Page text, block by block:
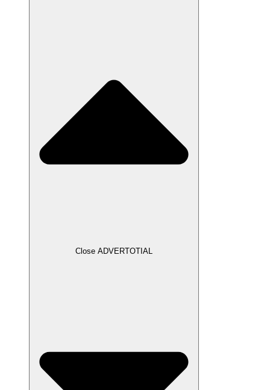
Close ADVERTOTIAL